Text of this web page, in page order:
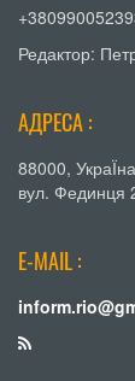
Редактор:
АДРЕСА :
88000,
вул. Фединця
E-MAIL :